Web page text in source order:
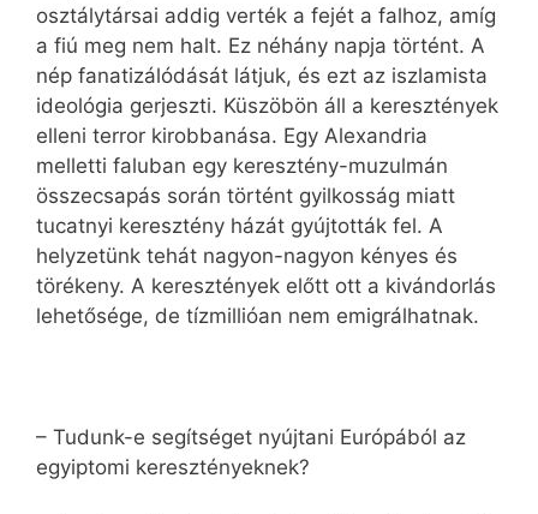
osztálytársai addig verték a fejét a falhoz, amíg
a fiú meg nem halt. Ez néhány napja történt. A
nép fanatizálódását látjuk, és ezt az iszlamista
ideológia gerjeszti. Küszöbön áll a keresztények
elleni terror kirobbanása. Egy Alexandria
melletti faluban egy keresztény-muzulmán
összecsapás során történt gyilkosság miatt
tucatnyi keresztény házát gyújtották fel. A
helyzetünk tehát nagyon-nagyon kényes és
törékeny. A keresztények előtt ott a kivándorlás
lehetősége, de tízmillióan nem emigrálhatnak.
– Tudunk-e segítséget nyújtani Európából az
egyiptomi keresztényeknek?